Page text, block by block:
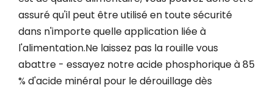
assuré qu'il peut être utilisé en toute sécurité
dans n'importe quelle application liée à
l'alimentation.Ne laissez pas la rouille vous
abattre - essayez notre acide phosphorique à 85
% d'acide minéral pour le dérouillage dès